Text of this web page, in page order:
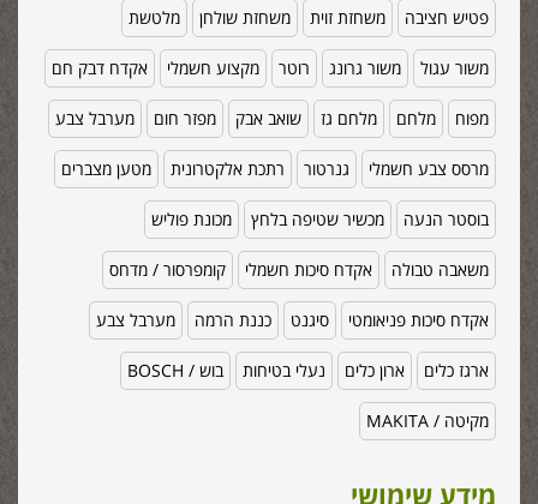
פטיש חציבה משחזת זוית משחזת שולחן מלטשת
משור עגול משור גרונג רוטר מקצוע חשמלי אקדח דבק חם
מפוח מלחם מלחם גז שואב אבק מפזר חום מערבל צבע
מרסס צבע חשמלי גנרטור רתכת אלקטרונית מטען מצברים
בוסטר הנעה מכשיר שטיפה בלחץ מכונת פוליש
משאבה טבולה אקדח סיכות חשמלי קומפרסור / מדחס
אקדח סיכות פניאומטי סיגנט כננת הרמה מערבל צבע
ארגז כלים ארון כלים נעלי בטיחות בוש / BOSCH
מקיטה / MAKITA
מידע שימושי